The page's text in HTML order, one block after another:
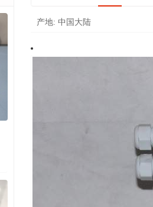
产地: 中国大陆